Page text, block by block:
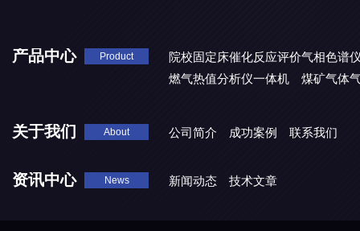
产品中心 Product
院校固定床催化反应评价气相色谱
燃气热值分析仪一体机
煤矿气体
关于我们 About 公司简介 成功案例 联系我们
资讯中心 News 新闻动态 技术文章